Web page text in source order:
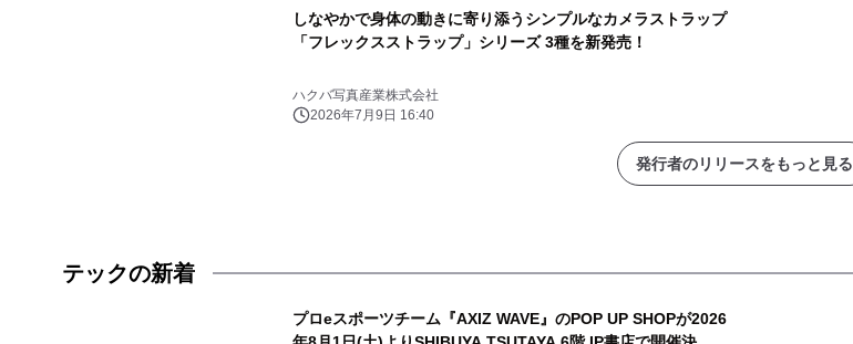
しなやかで身体の動きに寄り添うシンプルなカメラストラップ
「フレックスストラップ」シリーズ 3種を新発売！
ハクバ写真産業株式会社
2026年7月9日 16:40
発行者のリリースをもっと見る
テックの新着
プロeスポーツチーム『AXIZ WAVE』のPOP UP SHOPが2026